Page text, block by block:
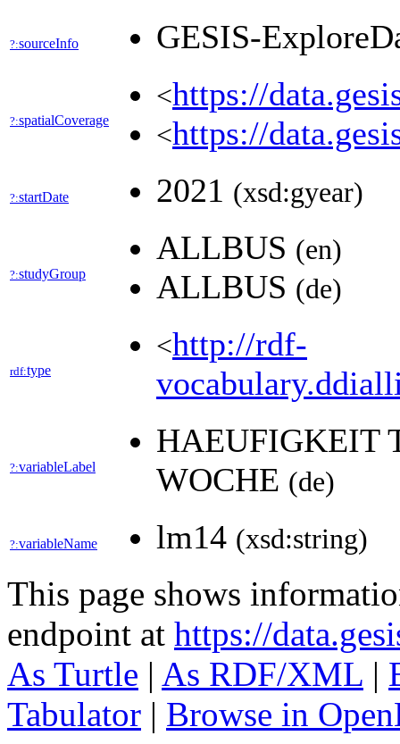
?:sourceInfo GESIS-
?:spatialCoverage
<https://
<https://
?:startDate 2021 (xsd:gyear)
?:studyGroup
ALLBUS (en)
ALLBUS (de)
rdf:type
<http://rdf-
?:variableLabel
HAEUFIGKEIT
WOCHE (de)
?:variableName lm14 (xsd:string)
This page shows
endpoint at https://
As Turtle | As RDF/XML |
Tabulator | Browse in